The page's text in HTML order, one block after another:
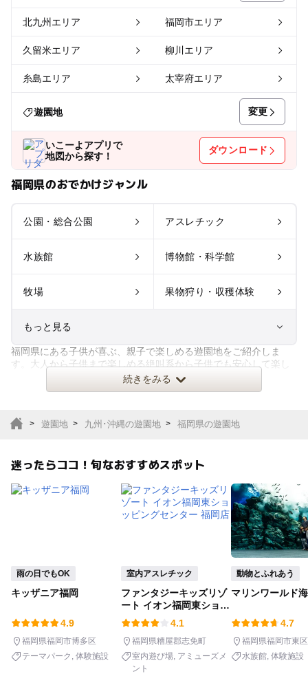
北九州エリア 福岡市エリア
久留米エリア 柳川エリア
糸島エリア 太宰府エリア
遊園地 変更
いこーよアプリで
地図から探す！
ダウンロード
福岡県のおでかけジャンル
公園・総合公園 アスレチック
水族館 博物館・科学館
牧場 果物狩り・収穫体験
もっと見る
室内遊び場 遊園地
サファリパーク
植物園・フラワーパー
自然景観
工場見学 体験施設
展望台 美術館
福岡県にある子供が喜ぶ、親子で楽しめる遊園地をご紹介しま
す。大人から子供まで楽しめる絶叫系から子供でも安心して楽し
めるアトラクションまで。季節に
続きをみる
遊園地 九州･沖縄の遊園地 福岡県の遊園地
迷ったらココ！旬なおすすめスポット
雨の日でもOK
キッザニア福岡
4.9
福岡県福岡市博多区
テーマパーク 体験施設
室内アスレチック
ファンタジーキッズリゾ
ート イオン福岡東ショッ
ピングセンター 福岡店
4.1
福岡県糟屋郡志免町
室内遊び場 アミューズメ
ント
動物とふれあう
マリンワールド
4.7
福岡県福岡市東区
水族館 体験施設